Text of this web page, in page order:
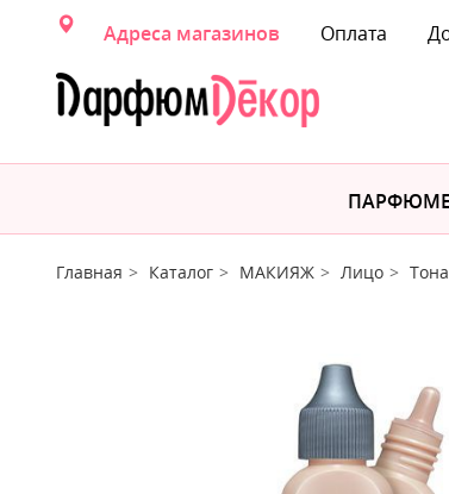
Адреса магазинов Оплата
Главная Каталог МАКИЯЖ Лицо